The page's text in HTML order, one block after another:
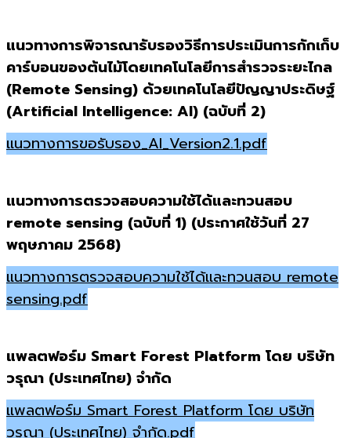
แนวทางการพิจารณารับรองวิธีการประเมินการกักเก็บ
คาร์บอนของต้นไม้โดยเทคโนโลยีการสำรวจระยะไกล
(Remote Sensing) ด้วยเทคโนโลยีปัญญาประดิษฐ์
(Artificial Intelligence: AI) (ฉบับที่ 2)
แนวทางการขอรับรอง_AI_Version2.1.pdf
แนวทางการตรวจสอบความใช้ได้และทวนสอบ
remote sensing (ฉบับที่ 1) (ประกาศใช้วันที่ 27
พฤษภาคม 2568)
แนวทางการตรวจสอบความใช้ได้และทวนสอบ remote
sensing.pdf
แพลตฟอร์ม Smart Forest Platform โดย บริษัท
วรุณา (ประเทศไทย) จำกัด
แพลตฟอร์ม Smart Forest Platform โดย บริษัท
วรุณา (ประเทศไทย) จำกัด.pdf